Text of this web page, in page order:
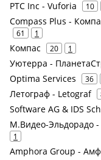
PTC Inc - Vuforia 10
Compass Plus -
61 1
Компас 20 1
Уютерра -
Optima Services 36
Летограф - Letograf
Software AG & IDS
М.Видео-Эльдорадо
1
Amphora Group -